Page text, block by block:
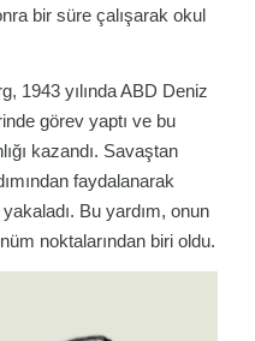
bir süre çalışarak okul
1943 yılında ABD Deniz
görev yaptı ve bu
kazandı. Savaştan
faydalanarak
Bu yardım, onun
noktalarından biri oldu.